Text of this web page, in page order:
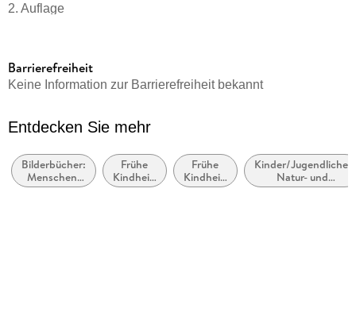
2. Auflage
Altersempfehlung
Reihe
Autor/Autorin
Alexander Steffensmeier
Barrierefreiheit
Keine Information zur Barrierefreiheit bekannt
Entdecken Sie mehr
Bilderbücher:
Menschen,
Figuren,
Frühe
Kindheit:
Natur
Frühe
Kindheit:
Familie
Kinder/Jugendliche:
Natur- und
Tiergeschichten